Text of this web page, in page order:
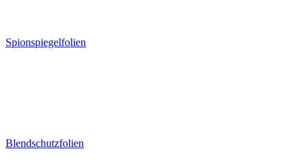
Spionspiegelfolien
Blendschutzfolien